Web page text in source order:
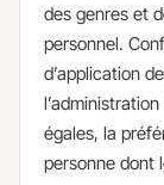
des genres et
personnel.
d’application
égales, la
personne dont